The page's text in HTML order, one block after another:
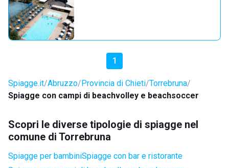
1
Spiagge.it Abruzzo Provincia di Chieti Torrebruna
Spiagge con campi di beachvolley e beachsoccer
Scopri le diverse tipologie di spiagge nel
comune di Torrebruna
Spiagge per bambiniSpiagge con bar e ristorante